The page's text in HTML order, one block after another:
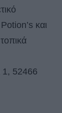
και
1, 52466